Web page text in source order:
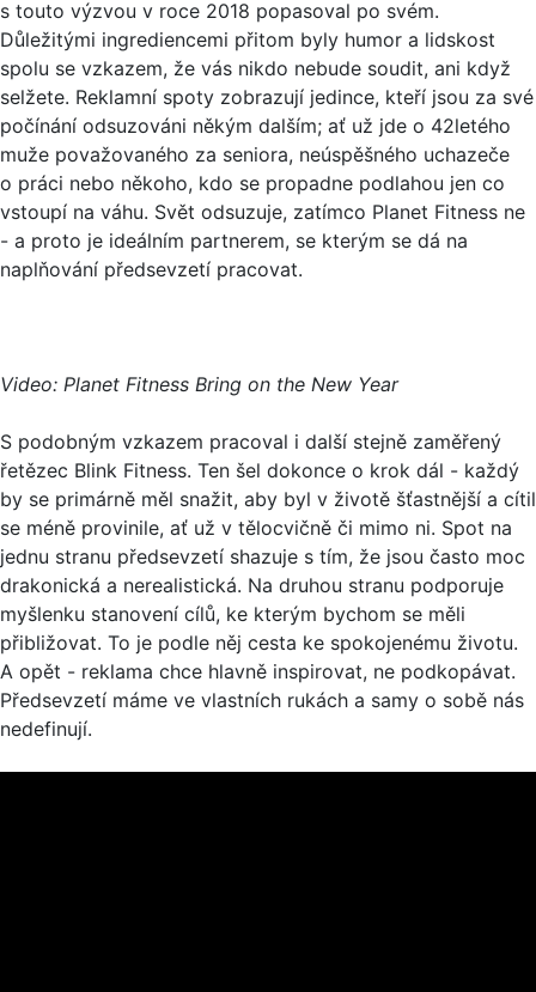
s touto výzvou v roce 2018 popasoval po svém.
Důležitými ingrediencemi přitom byly humor a lidskost
spolu se vzkazem, že vás nikdo nebude soudit, ani když
selžete. Reklamní spoty zobrazují jedince, kteří jsou za své
počínání odsuzováni někým dalším; ať už jde o 42letého
muže považovaného za seniora, neúspěšného uchazeče
o práci nebo někoho, kdo se propadne podlahou jen co
vstoupí na váhu. Svět odsuzuje, zatímco Planet Fitness ne
- a proto je ideálním partnerem, se kterým se dá na
naplňování předsevzetí pracovat.
Video: Planet Fitness Bring on the New Year
S podobným vzkazem pracoval i další stejně zaměřený
řetězec Blink Fitness. Ten šel dokonce o krok dál - každý
by se primárně měl snažit, aby byl v životě šťastnější a cítil
se méně provinile, ať už v tělocvičně či mimo ni. Spot na
jednu stranu předsevzetí shazuje s tím, že jsou často moc
drakonická a nerealistická. Na druhou stranu podporuje
myšlenku stanovení cílů, ke kterým bychom se měli
přibližovat. To je podle něj cesta ke spokojenému životu.
A opět - reklama chce hlavně inspirovat, ne podkopávat.
Předsevzetí máme ve vlastních rukách a samy o sobě nás
nedefinují.